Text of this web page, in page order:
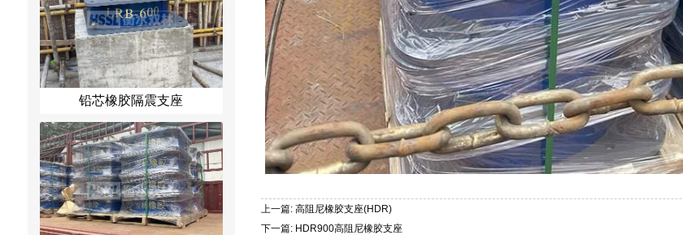
铅芯橡胶隔震支座
上一篇: 高阻尼橡胶支座(HDR)
下一篇: HDR900高阻尼橡胶支座